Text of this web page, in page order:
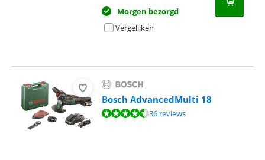
Morgen bezorgd
Vergelijken
Bosch AdvancedMulti 18
Beoordeling is 8,5 van de 10, gebaseerd op 36 reviews.
36 reviews